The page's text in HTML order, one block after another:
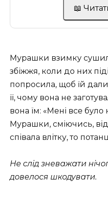
📖
Мурашки взимку
збіжжя, коли до них
попросила, щоб їй дали
її, чому вона не
вона їм: «Мені все було
Мурашки, сміючись,
співала влітку, то
Не слід зневажати
довелося шкодувати.